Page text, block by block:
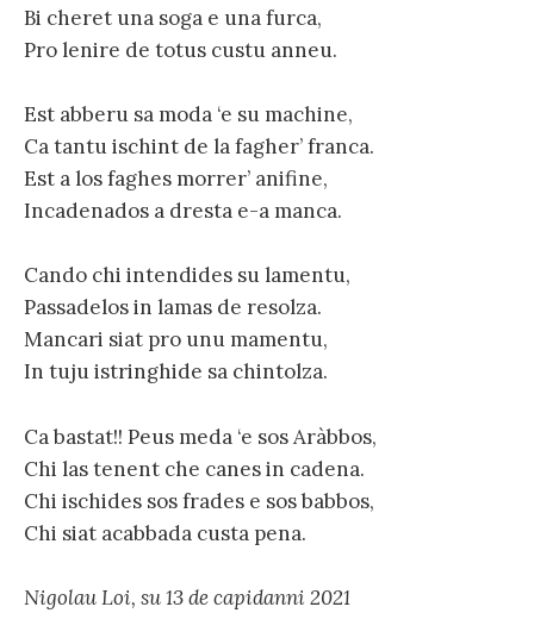
Bi cheret una soga e una furca,
Pro lenire de totus custu anneu.
Est abberu sa moda ‘e su machine,
Ca tantu ischint de la fagher’ franca.
Est a los faghes morrer’ anifine,
Incadenados a dresta e-a manca.
Cando chi intendides su lamentu,
Passadelos in lamas de resolza.
Mancari siat pro unu mamentu,
In tuju istringhide sa chintolza.
Ca bastat!! Peus meda ‘e sos Aràbbos,
Chi las tenent che canes in cadena.
Chi ischides sos frades e sos babbos,
Chi siat acabbada custa pena.
Nigolau Loi, su 13 de capidanni 2021